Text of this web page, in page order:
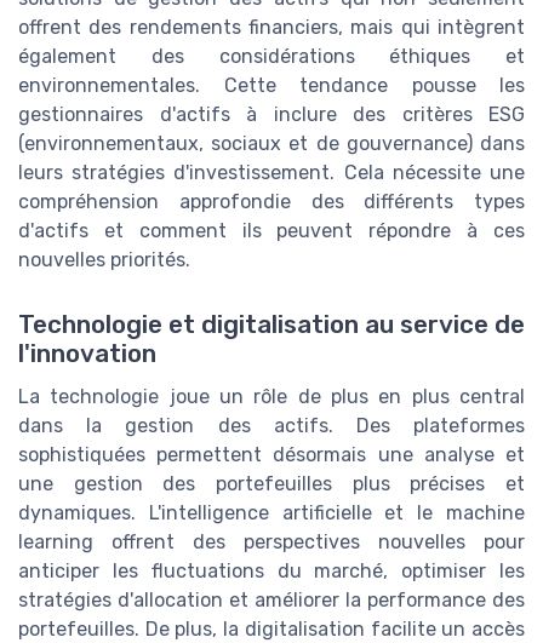
offrent des rendements financiers, mais qui intègrent
également des considérations éthiques et
environnementales. Cette tendance pousse les
gestionnaires d'actifs à inclure des critères ESG
(environnementaux, sociaux et de gouvernance) dans
leurs stratégies d'investissement. Cela nécessite une
compréhension approfondie des différents types
d'actifs et comment ils peuvent répondre à ces
nouvelles priorités.
Technologie et digitalisation au service de
l'innovation
La technologie joue un rôle de plus en plus central
dans la gestion des actifs. Des plateformes
sophistiquées permettent désormais une analyse et
une gestion des portefeuilles plus précises et
dynamiques. L'intelligence artificielle et le machine
learning offrent des perspectives nouvelles pour
anticiper les fluctuations du marché, optimiser les
stratégies d'allocation et améliorer la performance des
portefeuilles. De plus, la digitalisation facilite un accès